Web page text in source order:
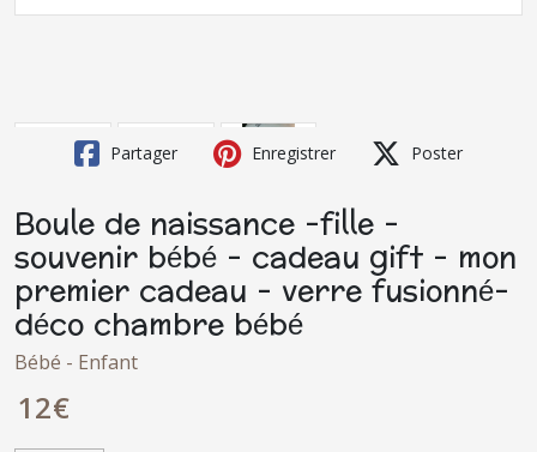
Partager Enregistrer Poster
Boule de naissance -fille -
souvenir bébé - cadeau gift - mon
premier cadeau - verre fusionné-
déco chambre bébé
Bébé - Enfant
12€